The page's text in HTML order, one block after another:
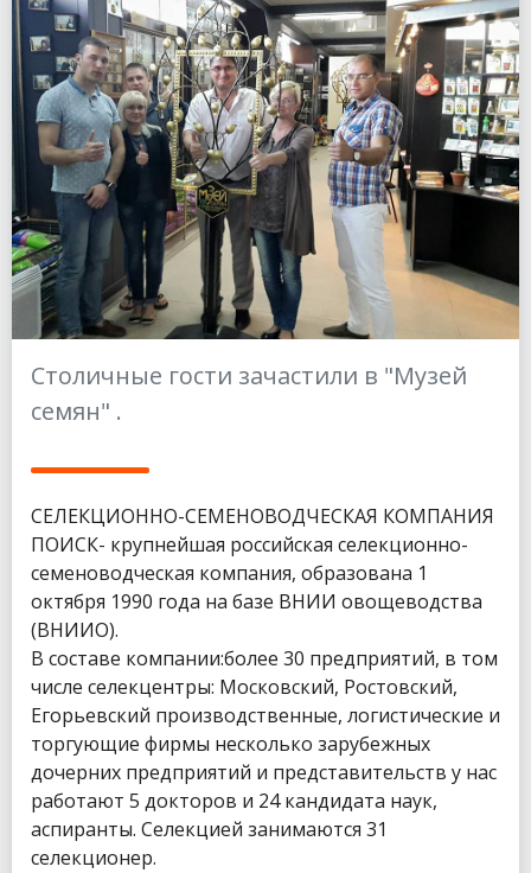
Столичные гости зачастили в "Музей
семян" .
СЕЛЕКЦИОННО-СЕМЕНОВОДЧЕСКАЯ КОМПАНИЯ
ПОИСК- крупнейшая российская селекционно-
семеноводческая компания, образована 1
октября 1990 года на базе ВНИИ овощеводства
(ВНИИО).
В составе компании:более 30 предприятий, в том
числе селекцентры: Московский, Ростовский,
Егорьевский производственные, логистические и
торгующие фирмы несколько зарубежных
дочерних предприятий и представительств у нас
работают 5 докторов и 24 кандидата наук,
аспиранты. Селекцией занимаются 31
селекционер.